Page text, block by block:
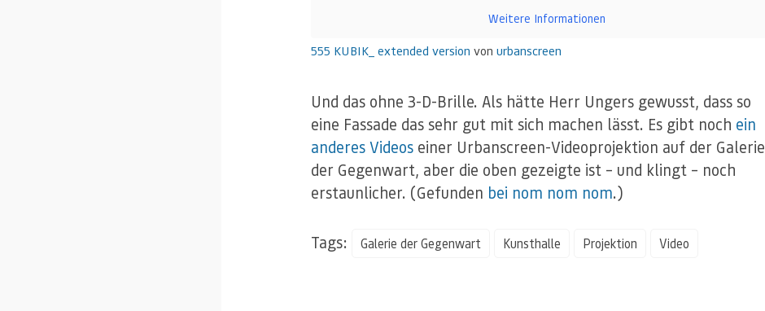
Weitere Informationen
555 KUBIK_ extended version von urbanscreen
Und das ohne 3-D-Brille. Als hätte Herr Ungers gewusst, dass so
eine Fassade das sehr gut mit sich machen lässt. Es gibt noch ein
anderes Videos einer Urbanscreen-Videoprojektion auf der Galerie
der Gegenwart, aber die oben gezeigte ist – und klingt – noch
erstaunlicher. (Gefunden bei nom nom nom.)
Tags: Galerie der Gegenwart Kunsthalle Projektion Video